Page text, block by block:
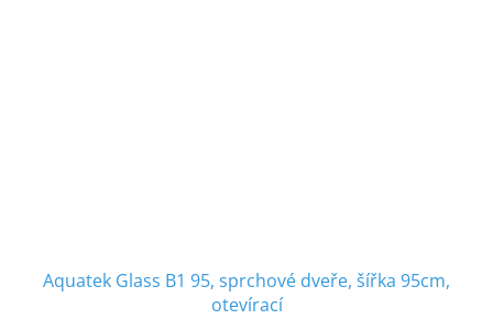
Aquatek Glass B1 95, sprchové dveře, šířka 95cm,
otevírací